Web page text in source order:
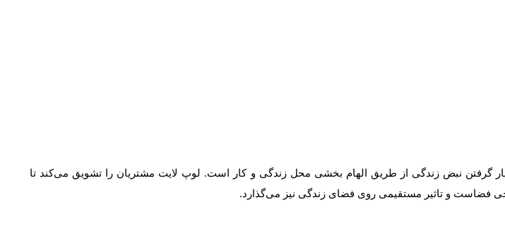
گرفتن نبض زندگی از طریق الهام بخشی محل زندگی و کار است. لوپ لایت مشتریان را تشویق می‌کند تا
فضاست و تاثیر مستقیمی روی فضای زندگی نیز می‌گذارد.